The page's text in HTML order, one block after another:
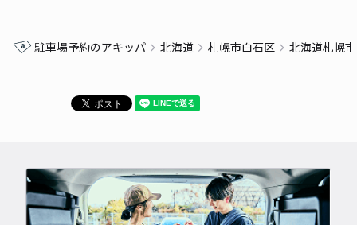
駐車場予約のアキッパ 北海道 札幌市白石区 北海道札幌